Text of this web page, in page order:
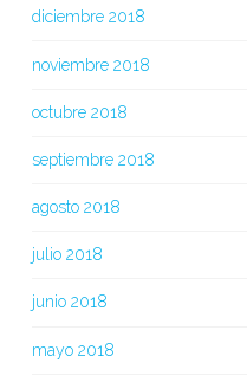
diciembre 2018
noviembre 2018
octubre 2018
septiembre 2018
agosto 2018
julio 2018
junio 2018
mayo 2018